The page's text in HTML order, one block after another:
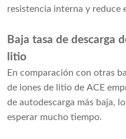
resistencia interna y reduce
Baja tasa de descarga
litio
En comparación con otras
de iones de litio de ACE
de autodescarga más baja,
esperar mucho tiempo.